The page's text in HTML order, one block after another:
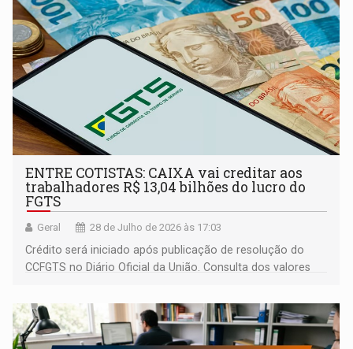
ENTRE COTISTAS: CAIXA vai creditar aos
trabalhadores R$ 13,04 bilhões do lucro do
FGTS
Geral 28 de Julho de 2026 às 17:03
Crédito será iniciado após publicação de resolução do
CCFGTS no Diário Oficial da União. Consulta dos valores